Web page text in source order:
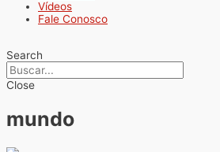
Vídeos
Fale Conosco
Search
Close
mundo